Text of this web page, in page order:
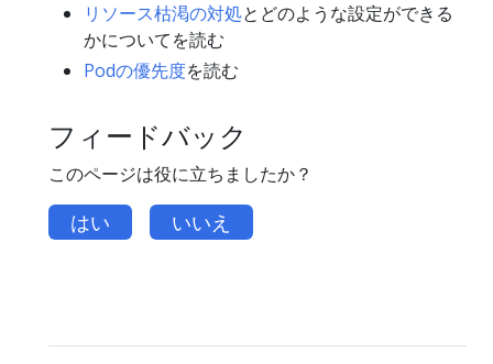
リソース枯渇の対処とどのような設定ができる
かについてを読む
Podの優先度を読む
フィードバック
このページは役に立ちましたか？
はい いいえ